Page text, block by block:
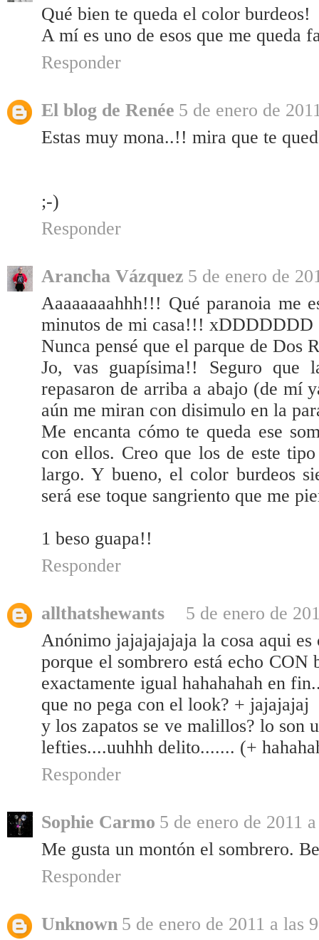
Qué bien te queda el color burdeos!
A mí es uno de esos que me queda
Responder
El blog de Renée 5 de enero de
Estas muy mona..!! mira que te
;-)
Responder
Arancha Vázquez 5 de enero de
Aaaaaaaahhh!!! Qué paranoia me
minutos de mi casa!!! xDDDDDDD
Nunca pensé que el parque de Dos
Jo, vas guapísima!! Seguro que
repasaron de arriba a abajo (de mí
aún me miran con disimulo en la
Me encanta cómo te queda ese
con ellos. Creo que los de este
largo. Y bueno, el color burdeos
será ese toque sangriento que me
1 beso guapa!!
Responder
allthatshewants
5 de enero de
Anónimo jajajajajaja la cosa aqui
porque el sombrero está echo CON
exactamente igual hahahahah en
que no pega con el look? + jajajajaj
y los zapatos se ve malillos? lo son
lefties....uuhhh delito....... (+
Responder
Sophie Carmo 5 de enero de 2011
Me gusta un montón el sombrero.
Responder
Unknown 5 de enero de 2011 a las